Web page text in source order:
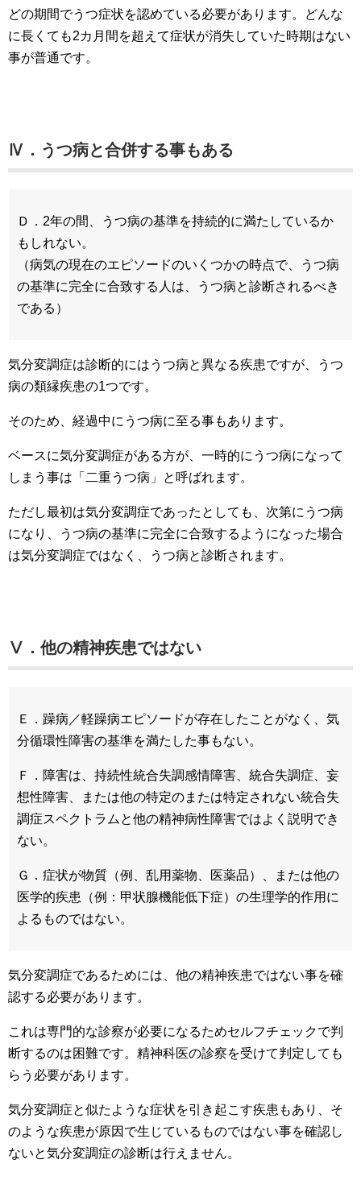
どの期間でうつ症状を認めている必要があります。どんな
に長くても2カ月間を超えて症状が消失していた時期はない
事が普通です。
Ⅳ．うつ病と合併する事もある
Ｄ．2年の間、うつ病の基準を持続的に満たしているか
もしれない。
（病気の現在のエピソードのいくつかの時点で、うつ病
の基準に完全に合致する人は、うつ病と診断されるべき
である）
気分変調症は診断的にはうつ病と異なる疾患ですが、うつ
病の類縁疾患の1つです。
そのため、経過中にうつ病に至る事もあります。
ベースに気分変調症がある方が、一時的にうつ病になって
しまう事は「二重うつ病」と呼ばれます。
ただし最初は気分変調症であったとしても、次第にうつ病
になり、うつ病の基準に完全に合致するようになった場合
は気分変調症ではなく、うつ病と診断されます。
Ⅴ．他の精神疾患ではない
Ｅ．躁病／軽躁病エピソードが存在したことがなく、気
分循環性障害の基準を満たした事もない。
Ｆ．障害は、持続性統合失調感情障害、統合失調症、妄
想性障害、または他の特定のまたは特定されない統合失
調症スペクトラムと他の精神病性障害ではよく説明でき
ない。
Ｇ．症状が物質（例、乱用薬物、医薬品）、または他の
医学的疾患（例：甲状腺機能低下症）の生理学的作用に
よるものではない。
気分変調症であるためには、他の精神疾患ではない事を確
認する必要があります。
これは専門的な診察が必要になるためセルフチェックで判
断するのは困難です。精神科医の診察を受けて判定しても
らう必要があります。
気分変調症と似たような症状を引き起こす疾患もあり、そ
のような疾患が原因で生じているものではない事を確認し
ないと気分変調症の診断は行えません。